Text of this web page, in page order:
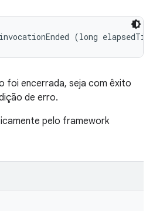
(long
foi encerrada, seja com êxito
de erro.
pelo framework